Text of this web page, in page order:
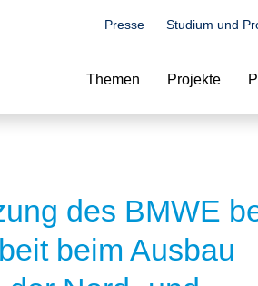
Presse Studium und
Themen Projekte
des BMWE
beim Ausbau